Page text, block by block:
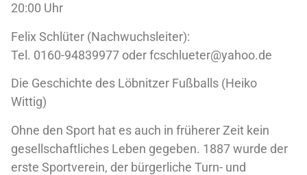
20:00 Uhr
Felix Schlüter (Nachwuchsleiter):
Tel. 0160-94839977 oder fcschlueter@yahoo.de
Die Geschichte des Löbnitzer Fußballs (Heiko
Wittig)
Ohne den Sport hat es auch in früherer Zeit kein
gesellschaftliches Leben gegeben. 1887 wurde der
erste Sportverein, der bürgerliche Turn- und